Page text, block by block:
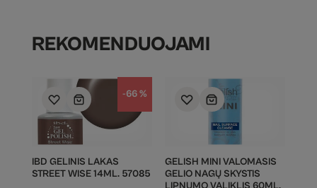
REKOMENDUOJAMI
-66 %
IBD GELINIS LAKAS
STREET WISE 14ML. 57085
GELISH MINI VALOMASIS
GELIO NAGŲ SKYSTIS